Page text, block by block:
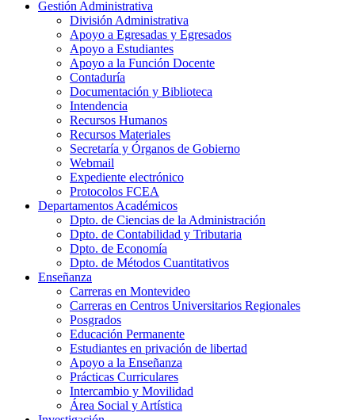
Gestión Administrativa
División Administrativa
Apoyo a Egresadas y Egresados
Apoyo a Estudiantes
Apoyo a la Función Docente
Contaduría
Documentación y Biblioteca
Intendencia
Recursos Humanos
Recursos Materiales
Secretaría y Órganos de Gobierno
Webmail
Expediente electrónico
Protocolos FCEA
Departamentos Académicos
Dpto. de Ciencias de la Administración
Dpto. de Contabilidad y Tributaria
Dpto. de Economía
Dpto. de Métodos Cuantitativos
Enseñanza
Carreras en Montevideo
Carreras en Centros Universitarios Regionales
Posgrados
Educación Permanente
Estudiantes en privación de libertad
Apoyo a la Enseñanza
Prácticas Curriculares
Intercambio y Movilidad
Área Social y Artística